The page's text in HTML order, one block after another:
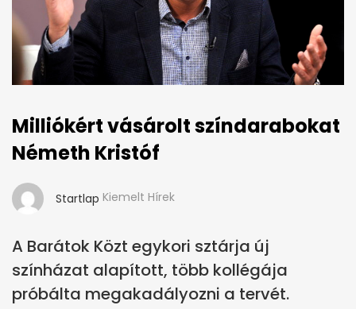
Milliókért vásárolt színdarabokat
Németh Kristóf
Startlap Kiemelt Hírek
A Barátok Közt egykori sztárja új
színházat alapított, több kollégája
próbálta megakadályozni a tervét.